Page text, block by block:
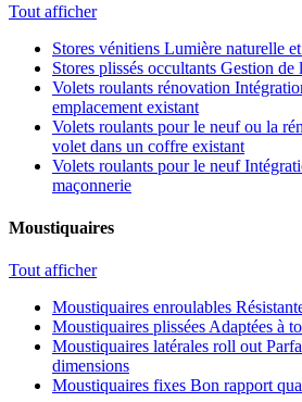
Tout afficher
Stores vénitiens Lumière naturelle
Stores plissés occultants Gestion de
Volets roulants rénovation
emplacement existant
Volets roulants pour le neuf ou la
volet dans un coffre existant
Volets roulants pour le neuf
maçonnerie
Moustiquaires
Tout afficher
Moustiquaires enroulables
Moustiquaires plissées Adaptées à
Moustiquaires latérales roll out
dimensions
Moustiquaires fixes Bon rapport